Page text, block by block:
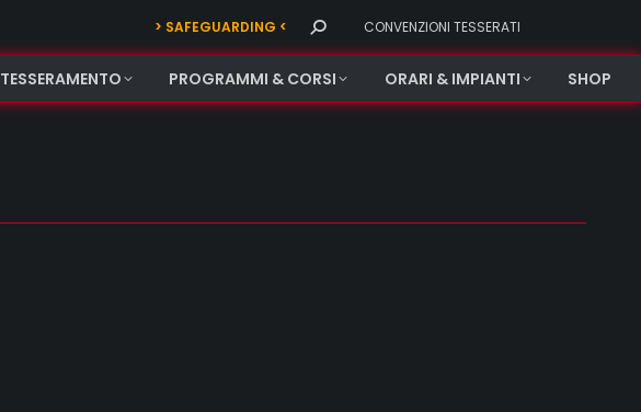
> SAFEGUARDING < Search: CONVENZIONI TESSERATI
TESSERAMENTO PROGRAMMI & CORSI ORARI & IMPIANTI SHOP